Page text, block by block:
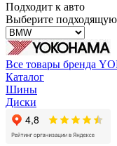
Подходит к авто
Выберите
Все товары бренда
Каталог
Шины
Диски